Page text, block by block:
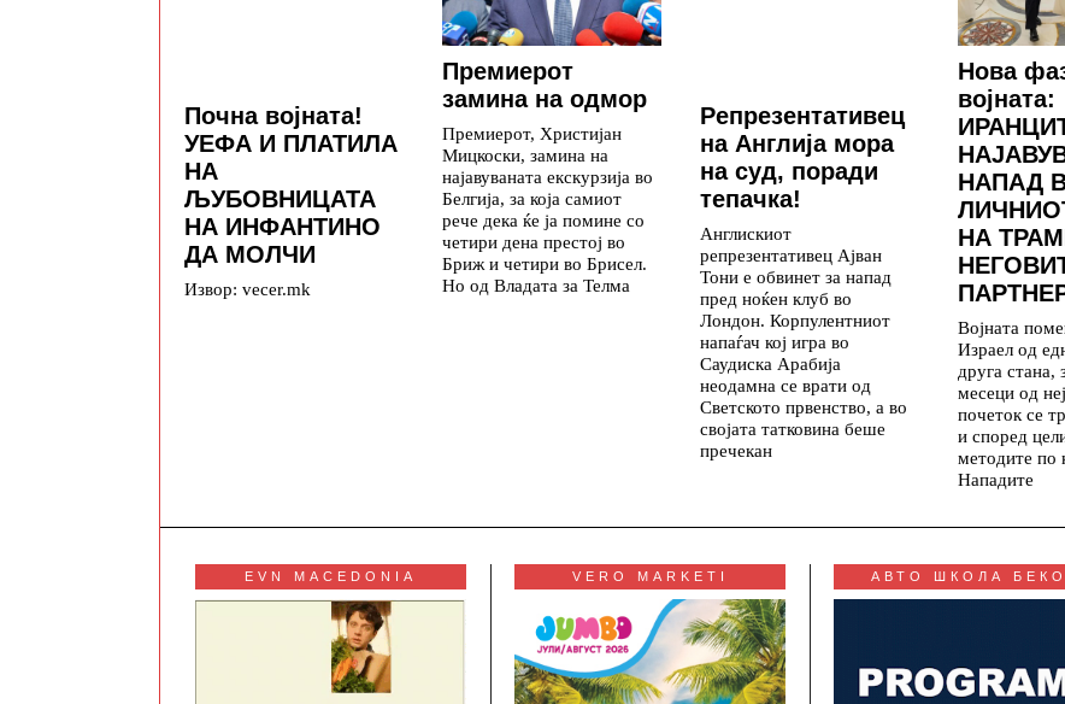
Почна војната!
УЕФА И ПЛАТИЛА
НА
ЉУБОВНИЦАТА
НА ИНФАНТИНО
ДА МОЛЧИ
Извор: vecer.mk
Премиерот
замина на одмор
Премиерот, Христијан
Мицкоски, замина на
најавуваната екскурзија во
Белгија, за која самиот
рече дека ќе ја помине со
четири дена престој во
Бриж и четири во Брисел.
Но од Владата за Телма
Репрезентативец
на Англија мора
на суд, поради
тепачка!
Англискиот
репрезентативец Ајван
Тони е обвинет за напад
пред ноќен клуб во
Лондон. Корпулентниот
напаѓач кој игра во
Саудиска Арабија
неодамна се врати од
Светското првенство, а во
својата татковина беше
пречекан
Нова
војната:
НАПАД
НА
Војната
Израел од
друга стана,
месеци од
почеток се
и според
методите по
Нападите
EVN MACEDONIA VERO MARKETI АВТО ШКОЛА БЕКО